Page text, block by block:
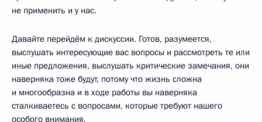
не применить и у нас.
Давайте перейдём к дискуссии. Готов, разумеется,
выслушать интересующие вас вопросы и рассмотреть те или
иные предложения, выслушать критические замечания, они
наверняка тоже будут, потому что жизнь сложна
и многообразна и в ходе работы вы наверняка
сталкиваетесь с вопросами, которые требуют нашего
особого внимания.